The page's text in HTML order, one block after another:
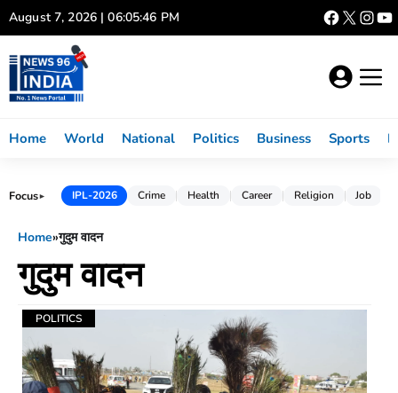
Skip
to
content
August 7, 2026 | 06:05:46 PM
Home World National Politics Business Sports
Focus► IPL-2026 Crime Health Career Religion Job
Home»गुदुम वादन
गुदुम वादन
POLITICS